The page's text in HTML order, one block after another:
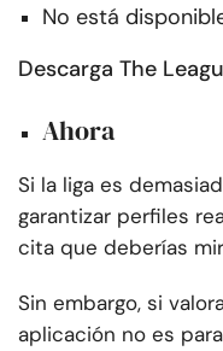
No está
Descarga The
Ahora
Si la liga es
garantizar perfiles
cita que deberías
Sin embargo, si
aplicación no es